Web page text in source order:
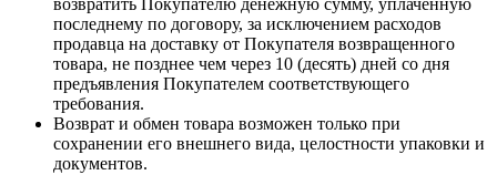
возвратить Покупателю денежную сумму, уплаченную
последнему по договору, за исключением расходов
продавца на доставку от Покупателя возвращенного
товара, не позднее чем через 10 (десять) дней со дня
предъявления Покупателем соответствующего
требования.
Возврат и обмен товара возможен только при
сохранении его внешнего вида, целостности упаковки и
документов.